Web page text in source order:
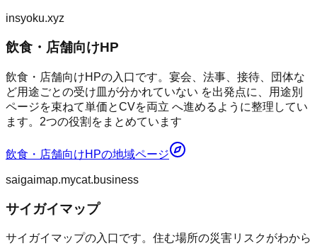
insyoku.xyz
飲食・店舗向けHP
飲食・店舗向けHPの入口です。宴会、法事、接待、団体な
ど用途ごとの受け皿が分かれていない を出発点に、用途別
ページを束ねて単価とCVを両立 へ進めるように整理してい
ます。2つの役割をまとめています
飲食・店舗向けHPの地域ページ
saigaimap.mycat.business
サイガイマップ
サイガイマップの入口です。住む場所の災害リスクがわから